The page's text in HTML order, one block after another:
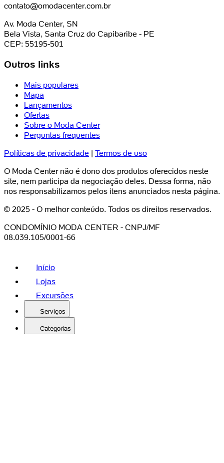
contato@omodacenter.com.br
Av. Moda Center, SN
Bela Vista, Santa Cruz do Capibaribe - PE
CEP: 55195-501
Outros links
Mais populares
Mapa
Lançamentos
Ofertas
Sobre o Moda Center
Perguntas frequentes
Políticas de privacidade | Termos de uso
O Moda Center não é dono dos produtos oferecidos neste
site, nem participa da negociação deles. Dessa forma, não
nos responsabilizamos pelos itens anunciados nesta página.
© 2025 - O melhor conteúdo. Todos os direitos reservados.
CONDOMÍNIO MODA CENTER - CNPJ/MF
08.039.105/0001-66
Início
Lojas
Excursões
Serviços
Categorias